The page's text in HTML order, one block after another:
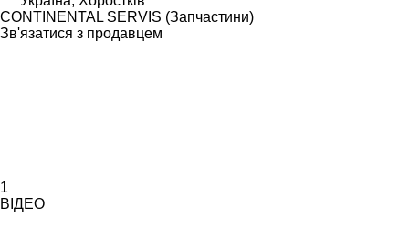
CONTINENTAL SERVIS (Запчастини)
Зв'язатися з продавцем
1
ВІДЕО